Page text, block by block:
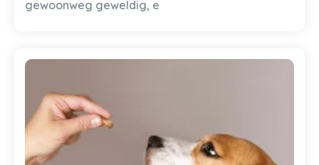
gewoonweg geweldig, e